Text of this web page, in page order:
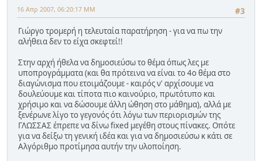
#3
16 Απρ 2007, 06:20:17 ΜΜ
Γιώργο τρομερή η τελευταία παρατήρηση - για να πω την
αλήθεια δεν το είχα σκεφτεί!!
Στην αρχή ήθελα να δημοσιεύσω το θέμα όπως λες με
υποπρογράμματα (και θα πρότεινα να είναι το 4ο θέμα στο
διαγώνισμα που ετοιμάζουμε - καιρός ν' αρχίσουμε να
δουλεύουμε και τίποτα πιο καινούριο, πρωτότυπο και
χρήσιμο και να δώσουμε άλλη ώθηση στο μάθημα), αλλά με
ξενέρωνε λίγο το γεγονός ότι λόγω των περιορισμών της
ΓΛΩΣΣΑΣ έπρεπε να δίνω fixed μεγέθη στους πίνακες. Οπότε
για να δείξω τη γενική ιδέα και για να δημοσιεύσω κ κάτι σε
Αλγόριθμο προτίμησα αυτήν την υλοποίηση.